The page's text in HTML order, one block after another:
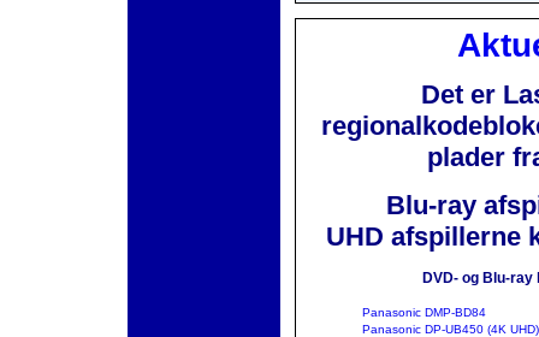
Det er
plader
Blu-ray
UHD afspillerne
DVD- og Blu-ray
Panasonic DMP-BD84
Panasonic DP-UB450 (4K UHD)